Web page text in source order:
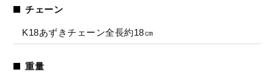
チェーン
K18あずきチェーン全長約18㎝
重量